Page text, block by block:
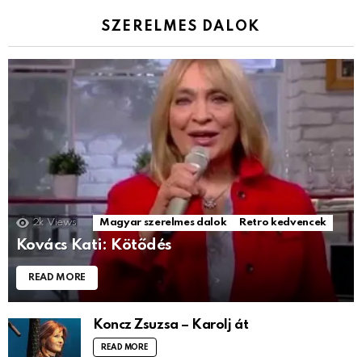
SZERELMES DALOK
2k Views Magyar szerelmes dalok Retro kedvencek
Kovács Kati: Kötődés
READ MORE
Koncz Zsuzsa – Karolj át
READ MORE